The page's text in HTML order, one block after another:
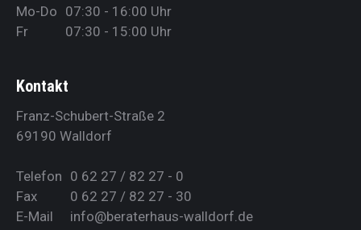
Mo-Do 07:30 - 16:00 Uhr
Fr
07:30 - 15:00 Uhr
Kontakt
Franz-Schubert-Straße 2
69190 Walldorf
Telefon 0 62 27 / 82 27 - 0
Fax
0 62 27 / 82 27 - 30
E-Mail
info@beraterhaus-walldorf.de